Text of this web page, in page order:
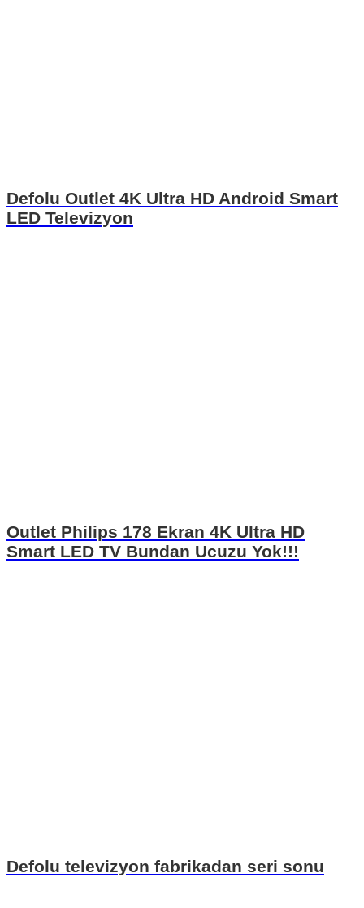
Defolu Outlet 4K Ultra HD Android Smart
LED Televizyon
Outlet Philips 178 Ekran 4K Ultra HD
Smart LED TV Bundan Ucuzu Yok!!!
Defolu televizyon fabrikadan seri sonu